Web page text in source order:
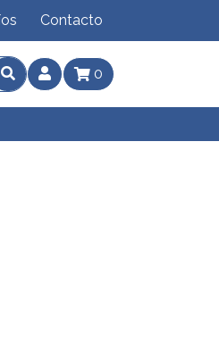
Contacto
0